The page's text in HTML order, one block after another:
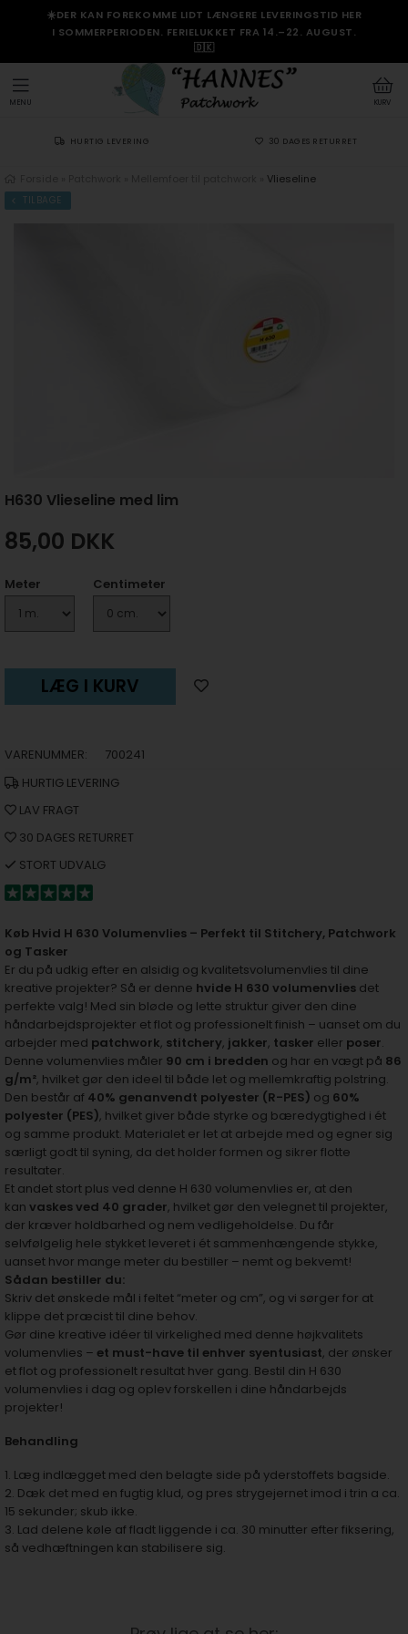
☀️DER KAN FOREKOMME LIDT LÆNGERE LEVERINGSTID HER
I SOMMERPERIODEN. FERIELUKKET FRA 14.–22. AUGUST.
🇩🇰
KURV
MENU
HURTIG LEVERING 30 DAGES RETURRET
Vlieseline
TILBAGE
H630 Vlieseline med lim
85,00 DKK
Meter Centimeter
LÆG I KURV
VARENUMMER:
700241
HURTIG LEVERING
LAV FRAGT
30 DAGES RETURRET
STORT UDVALG
Køb Hvid H 630 Volumenvlies – Perfekt til Stitchery, Patchwork
og Tasker
Er du på udkig efter en alsidig og kvalitetsvolumenvlies til dine
kreative projekter? Så er denne hvide H 630 volumenvlies det
perfekte valg! Med sin bløde og lette struktur giver den dine
håndarbejdsprojekter et flot og professionelt finish – uanset om du
arbejder med patchwork, stitchery, jakker, tasker eller poser.
Denne volumenvlies måler 90 cm i bredden og har en vægt på 86
g/m², hvilket gør den ideel til både let og mellemkraftig polstring.
Den består af 40% genanvendt polyester (R-PES) og 60%
polyester (PES), hvilket giver både styrke og bæredygtighed i ét
og samme produkt. Materialet er let at arbejde med og egner sig
særligt godt til syning, da det holder formen og sikrer flotte
resultater.
Et andet stort plus ved denne H 630 volumenvlies er, at den
kan vaskes ved 40 grader, hvilket gør den velegnet til projekter,
der kræver holdbarhed og nem vedligeholdelse. Du får
selvfølgelig hele stykket leveret i ét sammenhængende stykke,
uanset hvor mange meter du bestiller – nemt og bekvemt!
Sådan bestiller du:
Skriv det ønskede mål i feltet “meter og cm”, og vi sørger for at
klippe det præcist til dine behov.
Gør dine kreative idéer til virkelighed med denne højkvalitets
volumenvlies – et must-have til enhver syentusiast, der ønsker
et flot og professionelt resultat hver gang. Bestil din H 630
volumenvlies i dag og oplev forskellen i dine håndarbejds
projekter!
Behandling
1. Læg indlægget med den belagte side på yderstoffets bagside.
2. Dæk det med en fugtig klud, og pres strygejernet imod i trin a ca.
15 sekunder; skub ikke.
3. Lad delene køle af fladt liggende i ca. 30 minutter efter fiksering,
så vedhæftningen kan stabilisere sig.